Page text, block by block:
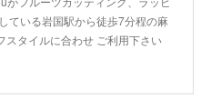
ている岩国駅から徒歩7分程の麻
スタイルに合わせ ご利用下さい